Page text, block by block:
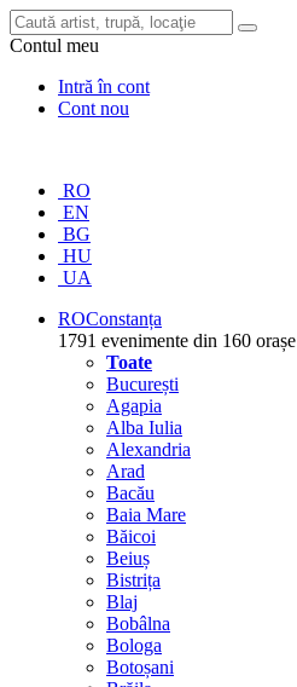
Contul meu
Intră în cont
Cont nou
RO
EN
BG
HU
UA
ROConstanța
1791 evenimente din 160 orașe
Toate
București
Agapia
Alba Iulia
Alexandria
Arad
Bacău
Baia Mare
Băicoi
Beiuș
Bistrița
Blaj
Bobâlna
Bologa
Botoșani